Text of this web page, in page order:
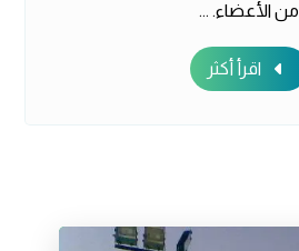
من الأعضاء. ...
اقرأ أكثر